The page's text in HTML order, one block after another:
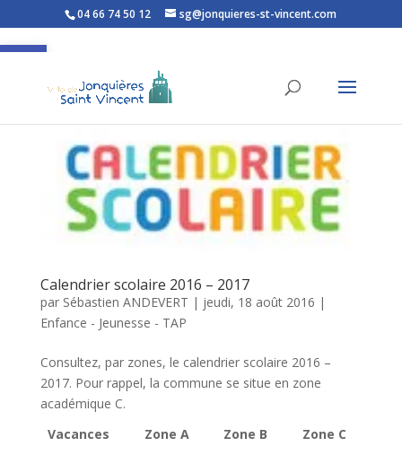
Ouvrir la barre d’outils
04 66 74 50 12 sg@jonquieres-st-vincent.com
Calendrier scolaire 2016 – 2017
par Sébastien ANDEVERT | jeudi, 18 août 2016 |
Enfance - Jeunesse - TAP
Consultez, par zones, le calendrier scolaire 2016 –
2017. Pour rappel, la commune se situe en zone
académique C.
Vacances
Zone A Zone B Zone C